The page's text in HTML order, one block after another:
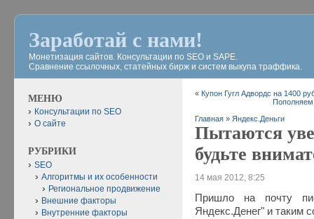
Заработай с нами!
Монетизация сайтов. Консультации по SEO и SAPE.
Сравнение ссылочных, статейных бирж и систем выкупа траффика.
« Купон Гугл Адвордс на 1400
Пополняем
Главная » Яндекс.Деньги
Пытаются
будьте
14 мая 2012, 8:25
Пришло на почту
Яндекс.Денег" и таким
МЕНЮ
Консультации по SEO
О сайте
РУБРИКИ
SEO
Алгоритмы и их особенности
Региональное продвижение
Внешние факторы
Внутренние факторы